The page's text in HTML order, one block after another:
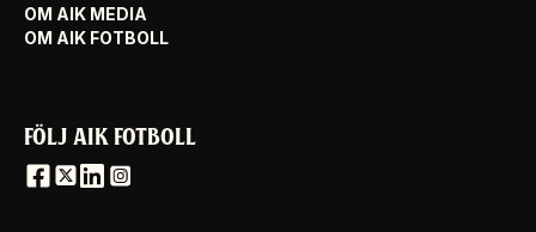
OM AIK MEDIA
OM AIK FOTBOLL
FÖLJ AIK FOTBOLL